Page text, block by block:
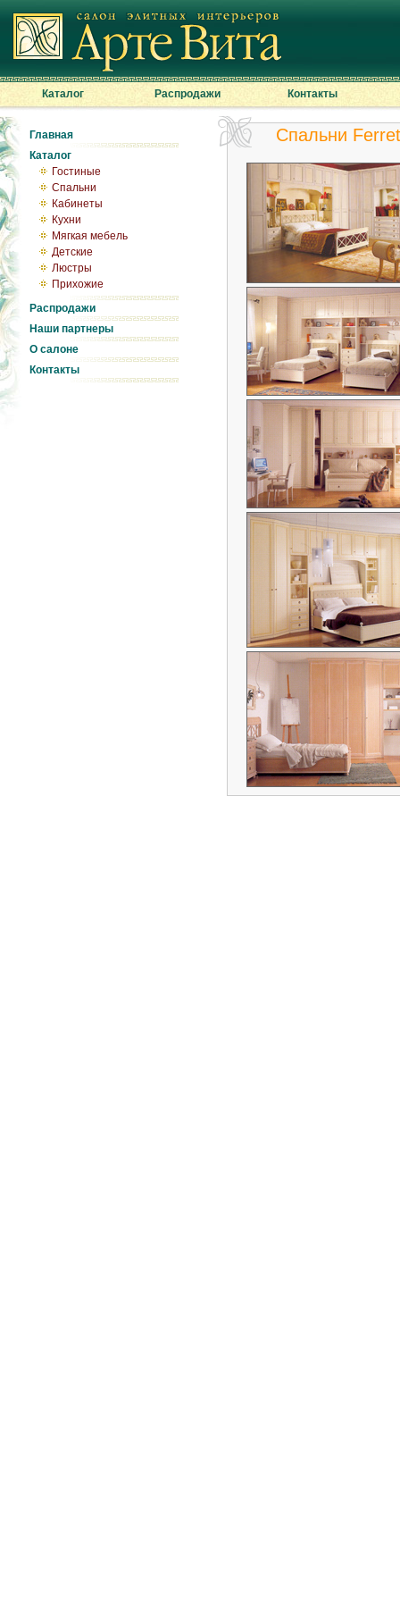
Каталог Распродажи Контакты
Главная
Каталог
Гостиные
Спальни
Кабинеты
Кухни
Мягкая мебель
Детские
Люстры
Прихожие
Распродажи
Наши партнеры
О салоне
Контакты
Спальни